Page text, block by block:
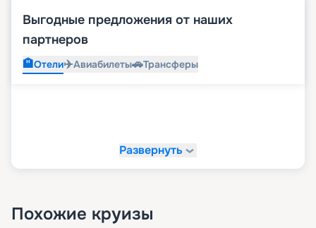
Выгодные предложения от наших
партнеров
🏨Отели✈️Авиабилеты🚗Трансферы
Развернуть
Похожие круизы